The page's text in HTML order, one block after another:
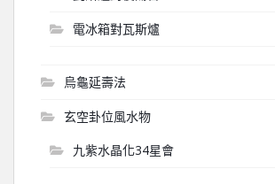
電冰箱對瓦斯爐
烏龜延壽法
玄空卦位風水物
九紫水晶化34星會